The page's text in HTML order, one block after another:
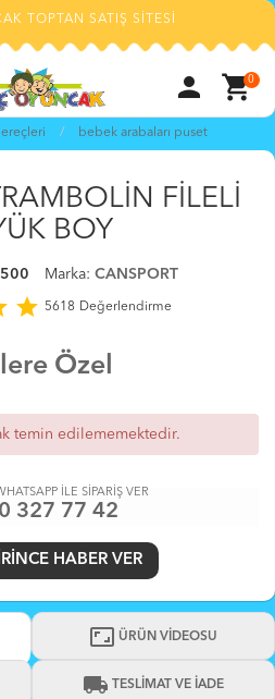
TOPTAN SATIŞ SİTESİ
person shopping_cart0
bebek arabalari puset
favorite_border
FİLELİ
BOY
Marka: CANSPORT
star 5618 Değerlendirme
Özel
temin edilememektedir.
İLE SİPARİŞ VER
327 77 42
HABER VER
aspect_ratio ÜRÜN VİDEOSU
local_shipping TESLİMAT VE İADE